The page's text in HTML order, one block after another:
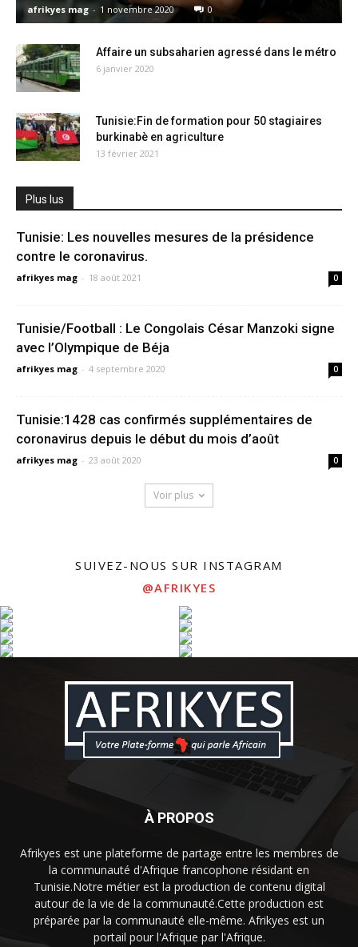
afrikyes mag - 1 novembre 2020 0
Affaire un subsaharien agressé dans le métro
6 janvier 2020
Tunisie:Fin de formation pour 50 stagiaires
burkinabè en agriculture
13 février 2021
Plus lus
Tunisie: Les nouvelles mesures de la présidence
contre le coronavirus.
afrikyes mag - 18 août 2021 0
Tunisie/Football : Le Congolais César Manzoki signe
avec l’Olympique de Béja
afrikyes mag - 4 septembre 2020 0
Tunisie:1428 cas confirmés supplémentaires de
coronavirus depuis le début du mois d’août
afrikyes mag - 23 août 2020 0
Voir plus
SUIVEZ-NOUS SUR INSTAGRAM
@AFRIKYES
À PROPOS
Afrikyes est une plateforme de partage entre les membres de
la communauté d'Afrique francophone résidant en
Tunisie.Notre métier est la production de contenu digital
autour de la vie de la communauté.Cette production est
préparée par la communauté elle-même. Afrikyes est un
portail pour l'Afrique par l'Afrique.